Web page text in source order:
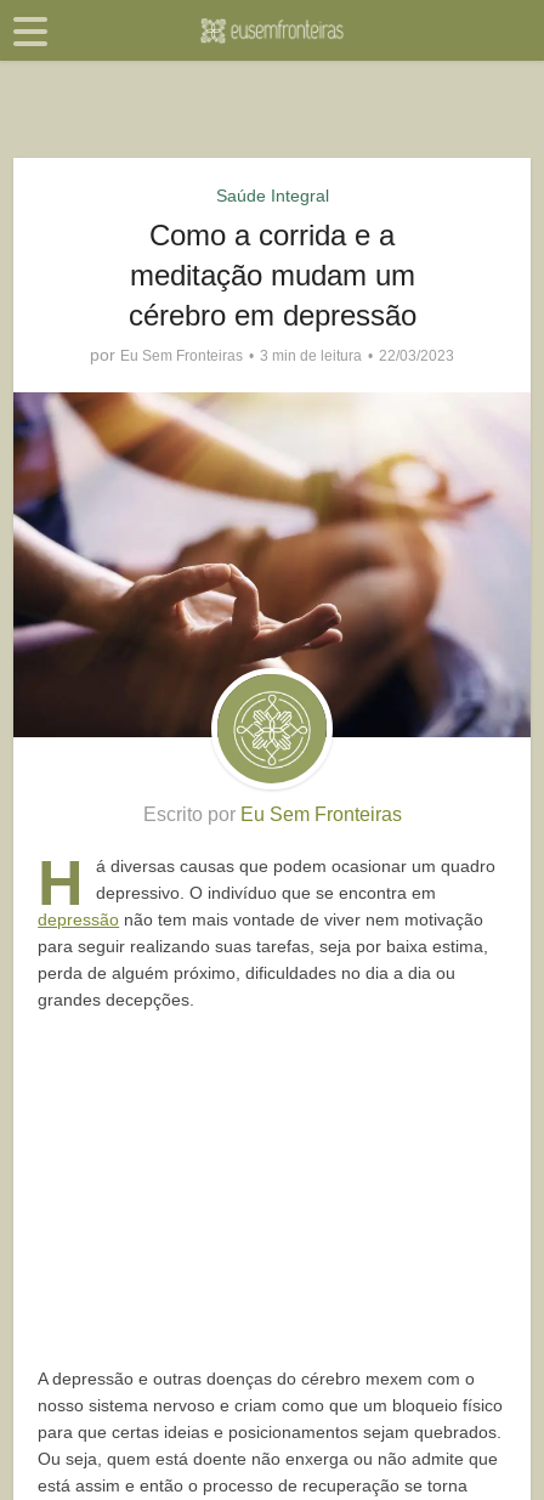
Saúde Integral
Como a corrida e a
meditação mudam um
cérebro em depressão
por Eu Sem Fronteiras 3 min de leitura 22/03/2023
Escrito por Eu Sem Fronteiras
H
á diversas causas que podem ocasionar um quadro
depressivo. O indivíduo que se encontra em
depressão não tem mais vontade de viver nem motivação
para seguir realizando suas tarefas, seja por baixa estima,
perda de alguém próximo, dificuldades no dia a dia ou
grandes decepções.
A depressão e outras doenças do cérebro mexem com o
nosso sistema nervoso e criam como que um bloqueio físico
para que certas ideias e posicionamentos sejam quebrados.
Ou seja, quem está doente não enxerga ou não admite que
está assim e então o processo de recuperação se torna